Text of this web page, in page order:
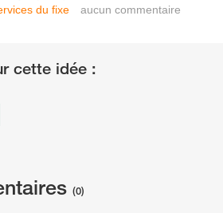
du fixe
aucun commentaire
(0)